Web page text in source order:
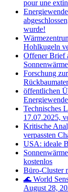
pour une
wurde!
Hohlkugeln
Offener Brief
Forschung
öffentlichen
Technisches
17.07.2025,
Kritische
verpassten
USA: ideale
kostenlos
Büro‑Cluster
🌊 World
August 28,